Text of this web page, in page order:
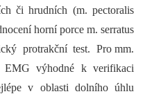
či hrudních (m. pectoralis
horní porce m. serratus
protrakční test. Pro mm.
EMG výhodné k verifikaci
v oblasti dolního úhlu